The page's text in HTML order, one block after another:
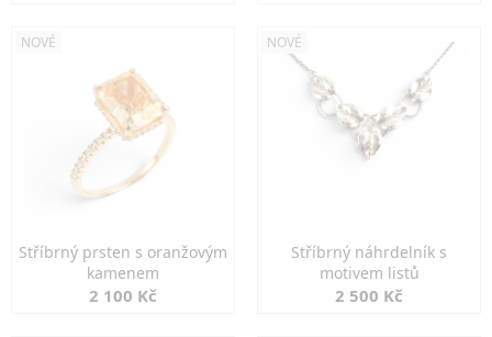
NOVÉ
Stříbrný prsten s oranžovým
kamenem
2 100 Kč
NOVÉ
Stříbrný náhrdelník s
motivem listů
2 500 Kč